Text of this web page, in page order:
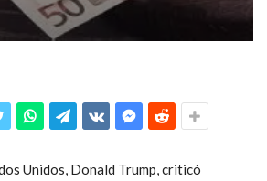
Unidos, Donald Trump , criticó